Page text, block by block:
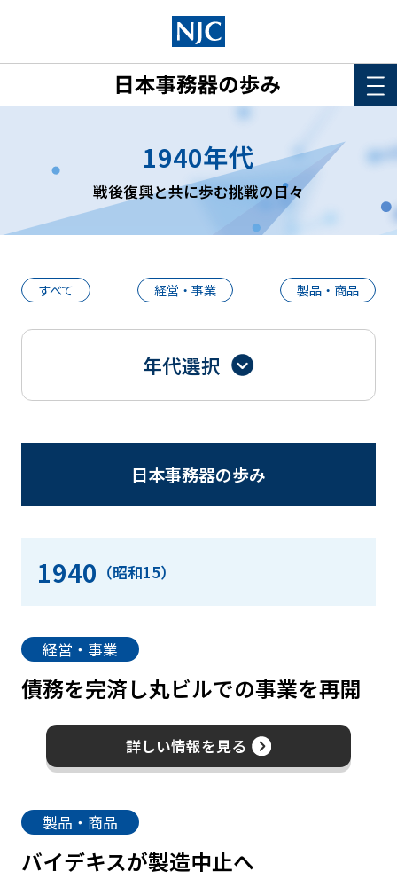
このサイトについて
年表
詳細検索
1940年代
戦後復興と共に歩む挑戦の日々
すべて 経営・事業 製品・商品
年代
日本事務器の歩み
1940 （昭和15）
経営・事業
債務を完済し丸ビルでの事業を再開
詳しい情報を見る
製品・商品
バイデキスが製造中止へ